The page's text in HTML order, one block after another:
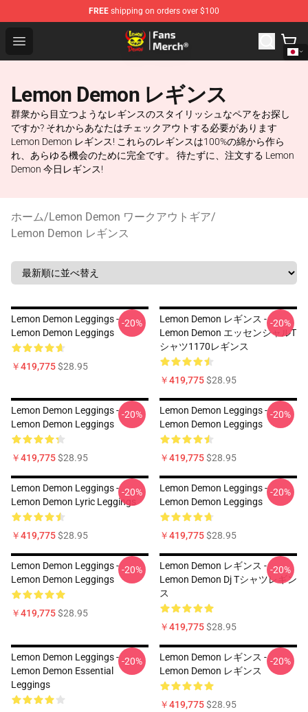
FREE shipping on orders over $100
Open menu
Lemon Demon Store - Official Lemon Demon
Lemon Demon レギンス
群衆から目立つようなレギンスのスタイリッシュなペアをお探し
ですか? それからあなたはチェックアウトする必要があります
Lemon Demon レギンス! これらのレギンスは100%の綿から作ら
れ、あらゆる機会のために完全です。 待たずに、注文する Lemon
Demon 今日レギンス!
ホーム/Lemon Demon ワークアウトギア/
Lemon Demon レギンス
Lemon Demon Leggings -
Lemon Demon Leggings
￥419,775$28.95
-20%
Lemon Demon レギンス -
Lemon Demon エッセンシャルT
シャツ1170レギンス
￥419,775$28.95
-20%
Lemon Demon Leggings -
Lemon Demon Leggings
￥419,775$28.95
-20%
Lemon Demon Leggings -
Lemon Demon Leggings
￥419,775$28.95
-20%
Lemon Demon Leggings -
Lemon Demon Lyric Leggings
￥419,775$28.95
-20%
Lemon Demon Leggings -
Lemon Demon Leggings
￥419,775$28.95
-20%
Lemon Demon Leggings -
Lemon Demon Leggings
￥419,775$28.95
-20%
Lemon Demon レギンス -
Lemon Demon Dj Tシャツレギン
ス
￥419,775$28.95
-20%
Lemon Demon Leggings -
Lemon Demon Essential
Leggings
-20%
Lemon Demon レギンス -
Lemon Demon レギンス
￥419,775$28.95
-20%